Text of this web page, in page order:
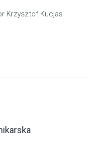
Krzysztof Kucjas